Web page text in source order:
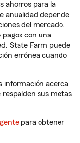
ahorros para la
anualidad depende
del mercado.
con una
State Farm puede
errónea cuando
información acerca
respalden sus metas
para obtener